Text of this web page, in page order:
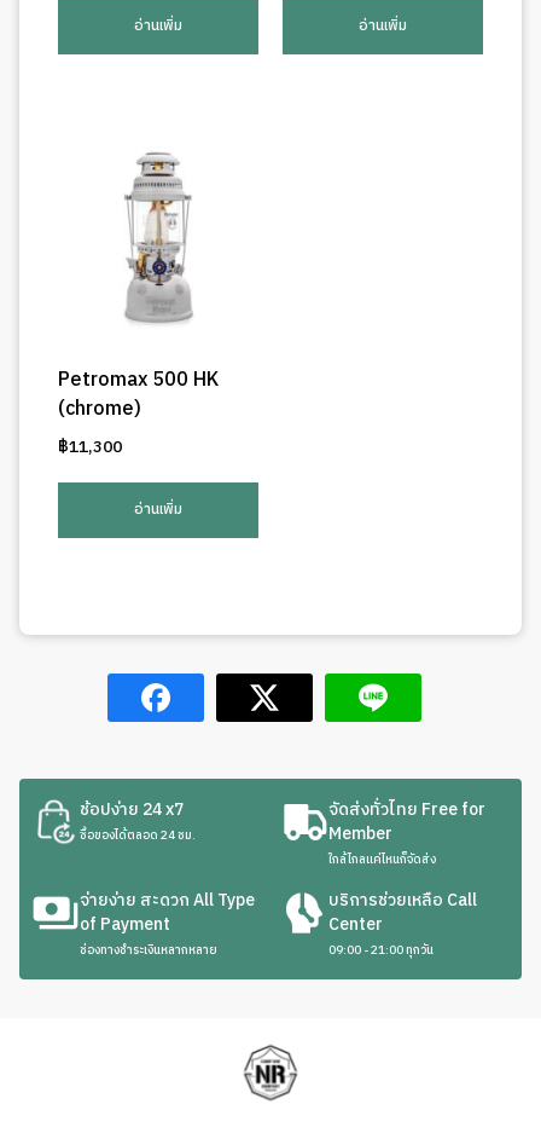
อ่านเพิ่ม อ่านเพิ่ม
Petromax 500 HK
(chrome)
฿11,300
อ่านเพิ่ม
ช้อปง่าย 24 x7
ซื้อของได้ตลอด 24 ชม.
จัดส่งทั่วไทย Free for
Member
ใกล้ไกลแค่ไหนก็จัดส่ง
จ่ายง่าย สะดวก All Type
of Payment
ช่องทางชำระเงินหลากหลาย
บริการช่วยเหลือ Call
Center
09:00 - 21:00 ทุกวัน